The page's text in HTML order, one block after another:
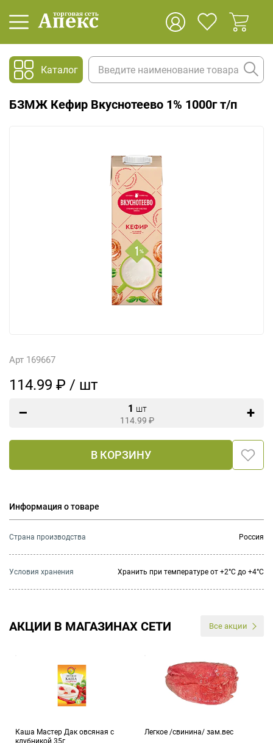
Каталог
БЗМЖ Кефир Вкуснотеево 1% 1000г т/п
Арт 169667
114.99 ₽ / шт
1 шт
114.99 ₽
В КОРЗИНУ
Информация о товаре
Страна производства Россия
Условия хранения Хранить при температуре от +2°С до +4°С
АКЦИИ В МАГАЗИНАХ СЕТИ Все акции
Каша Мастер Дак овсяная с
клубникой 35г
Легкое /свинина/ зам.вес